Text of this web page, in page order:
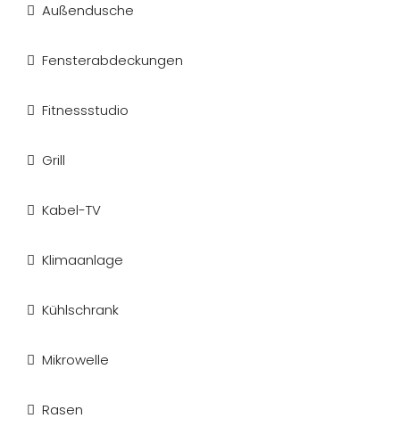
Außendusche
Fensterabdeckungen
Fitnessstudio
Grill
Kabel-TV
Klimaanlage
Kühlschrank
Mikrowelle
Rasen